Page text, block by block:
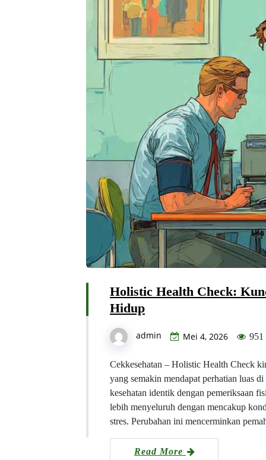
Holistic Health Check:
Hidup
admin Mei 4, 2026 951
Cekkesehatan – Holistic Health Check
yang semakin mendapat perhatian luas
kesehatan identik dengan pemeriksaan
lebih menyeluruh dengan mencakup
stres. Perubahan ini mencerminkan
Read More